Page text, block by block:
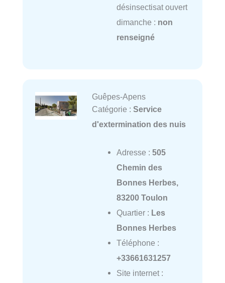
désinsectisat ouvert
dimanche : non
renseigné
Guêpes-Apens
Catégorie : Service
d'extermination des nuis
Adresse : 505
Chemin des
Bonnes Herbes,
83200 Toulon
Quartier : Les
Bonnes Herbes
Téléphone :
+33661631257
Site internet :